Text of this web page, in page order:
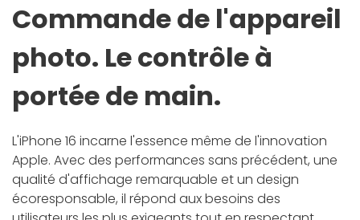
Commande de l'appareil
photo. Le contrôle à
portée de main.
L'iPhone 16 incarne l'essence même de l'innovation
Apple. Avec des performances sans précédent, une
qualité d'affichage remarquable et un design
écoresponsable, il répond aux besoins des